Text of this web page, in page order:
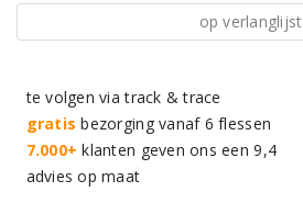
op verlanglijst
te volgen via track & trace
gratis bezorging vanaf 6 flessen
7.000+ klanten geven ons een 9,4
advies op maat